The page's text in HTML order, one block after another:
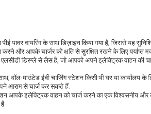
पीई पावर वायरिंग के साथ डिज़ाइन किया गया है, जिससे यह
और आपके चार्जर को क्षति से सुरक्षित रखने के लिए पर्याप्त
डिस्प्ले से लैस है, जो आपको अपने इलेक्ट्रिक वाहन की
वॉल-माउंटेड ईवी चार्जिंग स्टेशन किसी भी घर या
आराम से चार्ज कर सकते हैं.
आपके इलेक्ट्रिक वाहन को चार्ज करने का एक विश्वसनीय